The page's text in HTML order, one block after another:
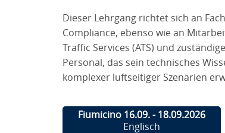
Dieser Lehrgang richtet sich an
Compliance, ebenso wie an
Traffic Services (ATS) und
Personal, das sein technisches
komplexer luftseitiger Szenarien
Fiumicino 16.09. - 18.09.2026
Englisch